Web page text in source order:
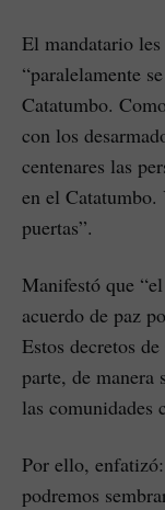
El mandatario
“paralelamente
Catatumbo.
con los
centenares las
en el Catatumbo.
puertas”.
Manifestó que
acuerdo de paz
Estos decretos
parte, de manera
las comunidades
Por ello,
podremos